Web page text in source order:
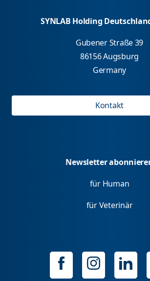
SYNLAB Holding
Gubener Straße 39
86156 Augsburg
Germany
Kontakt
Newsletter
für Human
für Veterinär